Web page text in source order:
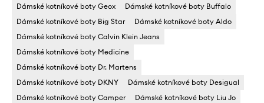
Dámské kotníkové boty Geox
Dámské kotníkové boty Buffalo
Dámské kotníkové boty Big Star
Dámské kotníkové boty Aldo
Dámské kotníkové boty Calvin Klein Jeans
Dámské kotníkové boty Medicine
Dámské kotníkové boty Dr. Martens
Dámské kotníkové boty DKNY
Dámské kotníkové boty Desigual
Dámské kotníkové boty Camper
Dámské kotníkové boty Liu Jo